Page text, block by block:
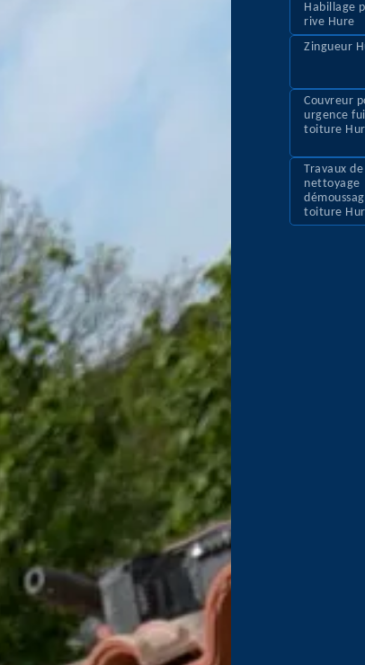
Habillage
rive Hure
Zingueur
Couvreur
urgence
toiture
Travaux de
nettoyage
toiture